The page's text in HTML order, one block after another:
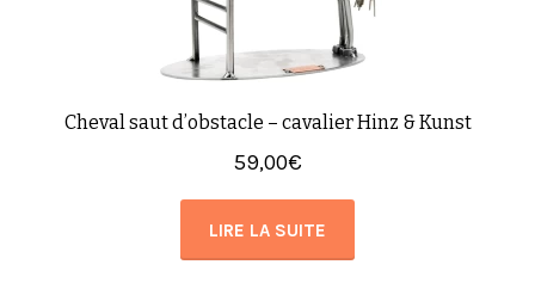
Cheval saut d’obstacle – cavalier Hinz & Kunst
59,00€
LIRE LA SUITE